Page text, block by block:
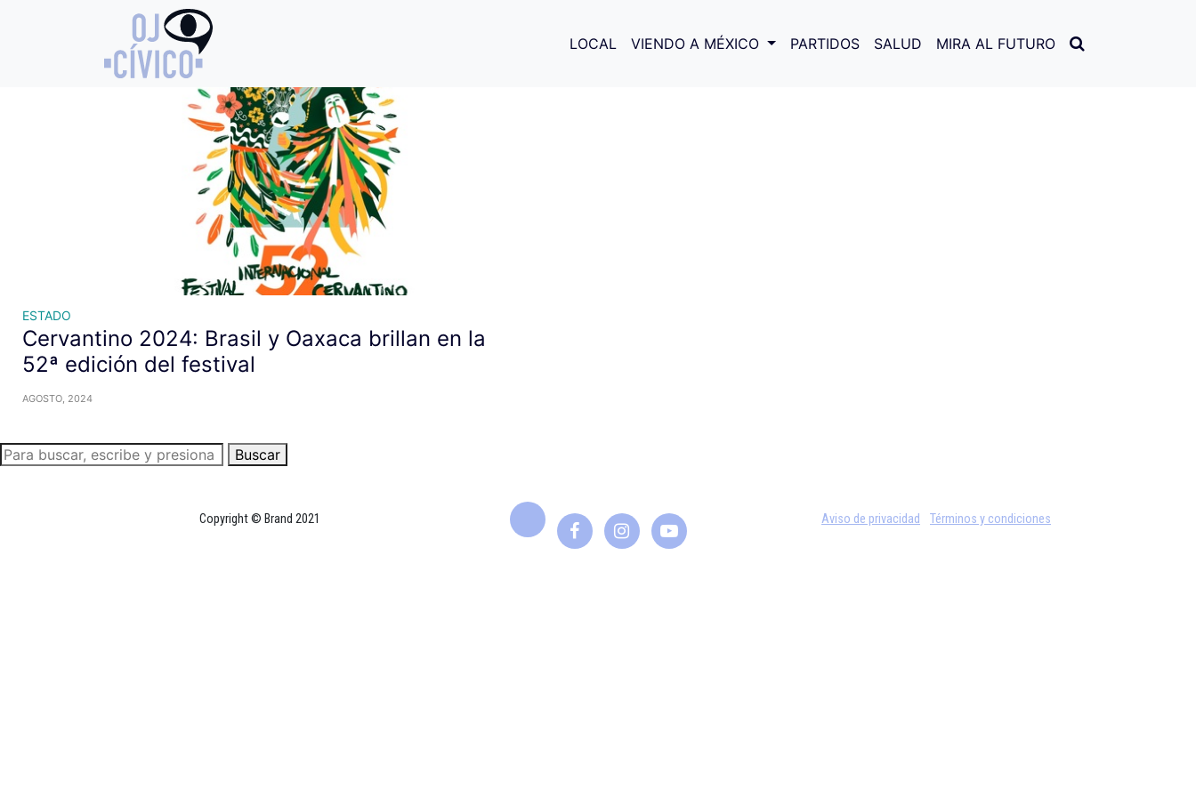
LOCAL VIENDO A MÉXICO PARTIDOS SALUD MIRA AL FUTURO
Archivo de etiquetas: Felipe Carrillo
ESTADO
Cervantino 2024: Brasil y Oaxaca brillan en la
52ª edición del festival
AGOSTO, 2024
Buscar
Copyright © Brand 2021 Aviso de privacidad Términos y condiciones